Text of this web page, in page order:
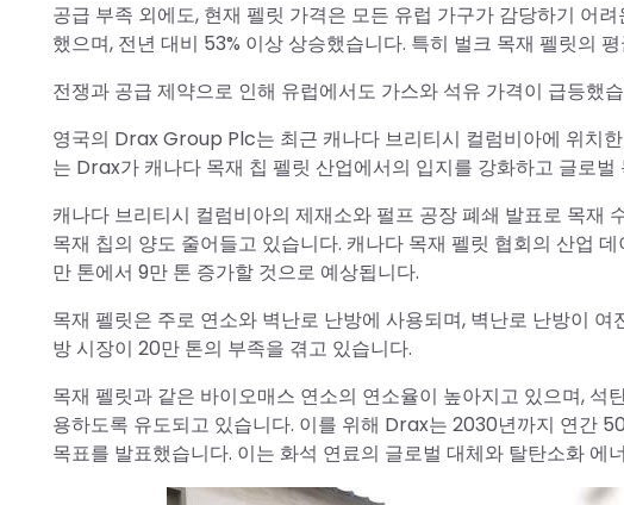
공급 부족 외에도, 현재 펠릿 가격은 모든 유럽 가구가 감당하기 어
했으며, 전년 대비 53% 이상 상승했습니다. 특히 벌크 목재 펠릿의
전쟁과 공급 제약으로 인해 유럽에서도 가스와 석유 가격이 급등했
영국의 Drax Group Plc는 최근 캐나다 브리티시 컬럼비아에 위
는 Drax가 캐나다 목재 칩 펠릿 산업에서의 입지를 강화하고 글로
캐나다 브리티시 컬럼비아의 제재소와 펄프 공장 폐쇄 발표로 목재
목재 칩의 양도 줄어들고 있습니다. 캐나다 목재 펠릿 협회의 산업
만 톤에서 9만 톤 증가할 것으로 예상됩니다.
목재 펠릿은 주로 연소와 벽난로 난방에 사용되며, 벽난로 난방이
방 시장이 20만 톤의 부족을 겪고 있습니다.
목재 펠릿과 같은 바이오매스 연소의 연소율이 높아지고 있으며,
용하도록 유도되고 있습니다. 이를 위해 Drax는 2030년까지 연간
목표를 발표했습니다. 이는 화석 연료의 글로벌 대체와 탈탄소화 에